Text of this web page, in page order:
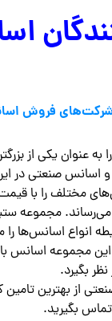
فروش
عنوان یکی از
اسانس صنعتی در
مختلف را با
می‌رساند. مجموعه
انواع اسانس‌ها
مجموعه اسانس
بگیرد.
از بهترین تامین
بگیرید.